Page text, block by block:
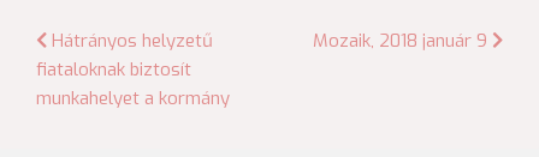
Bejegyzés
navigáció
Hátrányos helyzetű
fiataloknak biztosít
munkahelyet a kormány
Mozaik, 2018 január 9